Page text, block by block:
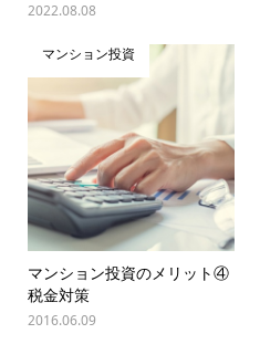
2022.08.08
マンション投資
マンション投資のメリット④
税金対策
2016.06.09